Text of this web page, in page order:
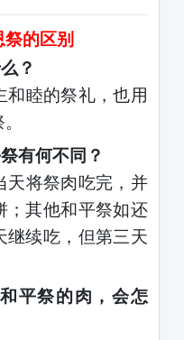
的区别
？
和睦的祭礼，也用
有何不同？
天将祭肉吃完，并
；其他和平祭如还
继续吃，但第三天
平祭的肉，会怎